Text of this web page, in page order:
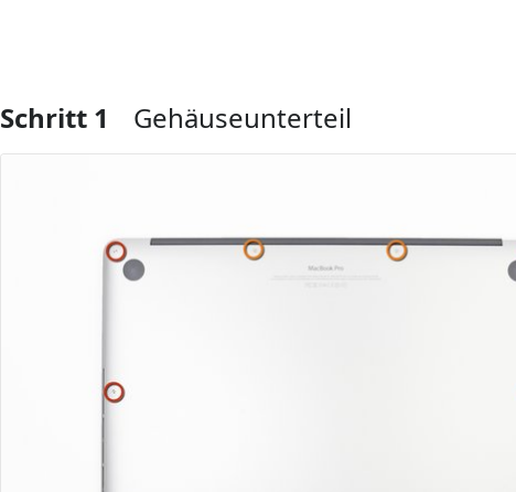
Schritt 1 Gehäuseunterteil